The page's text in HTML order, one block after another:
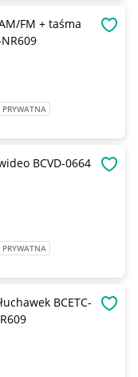
FM + taśma
PRYWATNA
BCVD-0664
PRYWATNA
BCETC-